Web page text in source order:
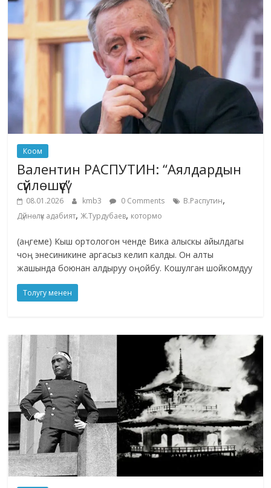
Коом
Валентин РАСПУТИН: “Аялдардын
сүйлөшүүсү”
08.01.2026 kmb3 0 Comments В.Распутин,
Дүйнөлүк адабият,Ж.Турдубаев, котормо
(аңгеме) Кыш ортологон ченде Вика алыскы айылдагы
чоң энесиникине аргасыз келип калды. Он алты
жашында боюнан алдыруу оңойбу. Кошулган шойкомдуу
Толугу менен